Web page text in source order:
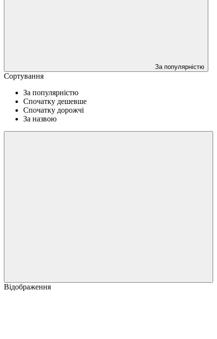
За популярністю
Сортування
За популярністю
Спочатку дешевше
Спочатку дорожчі
За назвою
Відображення